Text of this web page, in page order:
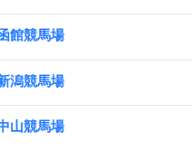
館競馬場
潟競馬場
山競馬場